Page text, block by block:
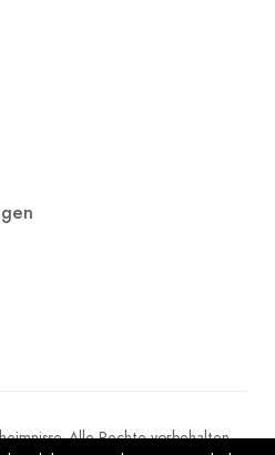
Alle Rechte vorbehalten.